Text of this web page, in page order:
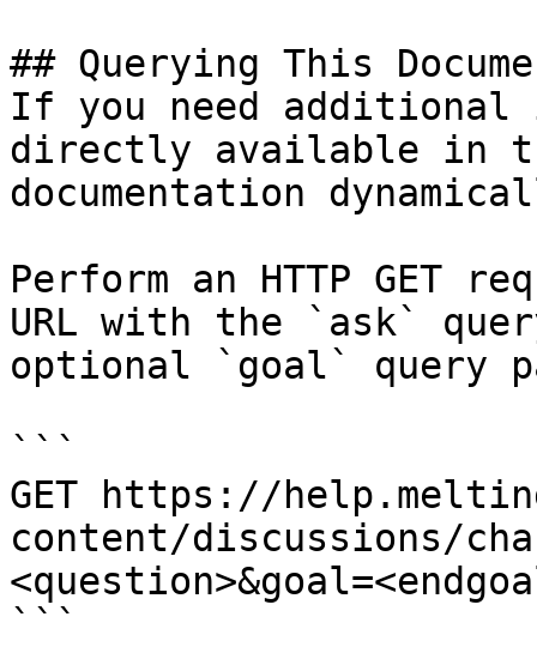
## Querying This
If you need
directly available in
documentation
Perform an HTTP GET
URL with the `ask`
optional `goal` query
```
GET https://
content/discussions/
```